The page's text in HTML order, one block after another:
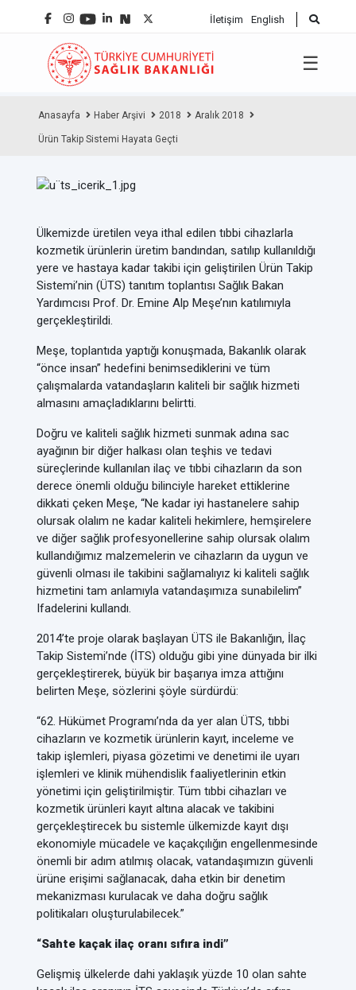
İletişim English
☰
Anasayfa Haber Arşivi 2018 Aralık 2018
Ürün Takip Sistemi Hayata Geçti
Ülkemizde üretilen veya ithal edilen tıbbi cihazlarla
kozmetik ürünlerin üretim bandından, satılıp kullanıldığı
yere ve hastaya kadar takibi için geliştirilen Ürün Takip
Sistemi’nin (ÜTS) tanıtım toplantısı Sağlık Bakan
Yardımcısı Prof. Dr. Emine Alp Meşe’nın katılımıyla
gerçekleştirildi.
Meşe, toplantıda yaptığı konuşmada, Bakanlık olarak
“önce insan” hedefini benimsediklerini ve tüm
çalışmalarda vatandaşların kaliteli bir sağlık hizmeti
almasını amaçladıklarını belirtti.
Doğru ve kaliteli sağlık hizmeti sunmak adına sac
ayağının bir diğer halkası olan teşhis ve tedavi
süreçlerinde kullanılan ilaç ve tıbbi cihazların da son
derece önemli olduğu bilinciyle hareket ettiklerine
dikkati çeken Meşe, “Ne kadar iyi hastanelere sahip
olursak olalım ne kadar kaliteli hekimlere, hemşirelere
ve diğer sağlık profesyonellerine sahip olursak olalım
kullandığımız malzemelerin ve cihazların da uygun ve
güvenli olması ile takibini sağlamalıyız ki kaliteli sağlık
hizmetini tam anlamıyla vatandaşımıza sunabilelim”
Ifadelerini kullandı.
2014’te proje olarak başlayan ÜTS ile Bakanlığın, İlaç
Takip Sistemi’nde (İTS) olduğu gibi yine dünyada bir ilki
gerçekleştirerek, büyük bir başarıya imza attığını
belirten Meşe, sözlerini şöyle sürdürdü:
“62. Hükümet Programı’nda da yer alan ÜTS, tıbbi
cihazların ve kozmetik ürünlerin kayıt, inceleme ve
takip işlemleri, piyasa gözetimi ve denetimi ile uyarı
işlemleri ve klinik mühendislik faaliyetlerinin etkin
yönetimi için geliştirilmiştir. Tüm tıbbi cihazları ve
kozmetik ürünleri kayıt altına alacak ve takibini
gerçekleştirecek bu sistemle ülkemizde kayıt dışı
ekonomiyle mücadele ve kaçakçılığın engellenmesinde
önemli bir adım atılmış olacak, vatandaşımızın güvenli
ürüne erişimi sağlanacak, daha etkin bir denetim
mekanizması kurulacak ve daha doğru sağlık
politikaları oluşturulabilecek.”
“Sahte kaçak ilaç oranı sıfıra indi”
Gelişmiş ülkelerde dahi yaklaşık yüzde 10 olan sahte